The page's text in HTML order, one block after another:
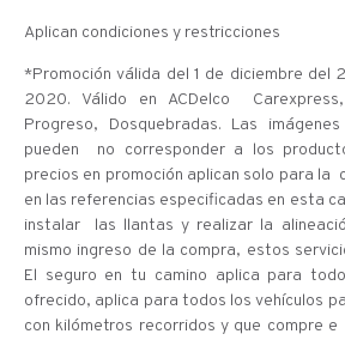
Aplican condiciones y restricciones
*Promoción válida del 1 de diciembre del
2020. Válido en ACDelco
Progreso, Dosquebradas. Las
pueden no corresponder a los
precios en promoción aplican solo para la
en las referencias especificadas en esta
instalar las llantas y realizar la
mismo ingreso de la compra, estos
El seguro en tu camino aplica para
ofrecido, aplica para todos los vehículos
con kilómetros recorridos y que compre